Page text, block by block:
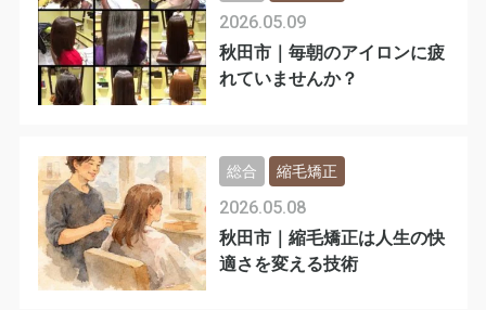
秋田市｜毎朝のアイロンに疲
れていませんか？
2026.05.09
秋田市｜縮毛矯正は人生の快
適さを変える技術
2026.05.08
総合 縮毛矯正